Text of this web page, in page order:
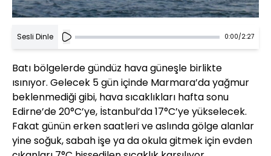
Sesli Dinle 0:00/2:27
Batı bölgelerde gündüz hava güneşle birlikte
ısınıyor. Gelecek 5 gün içinde Marmara’da yağmur
beklenmediği gibi, hava sıcaklıkları hafta sonu
Edirne’de 20°C’ye, İstanbul’da 17°C’ye yükselecek.
Fakat günün erken saatleri ve aslında gölge alanlar
yine soğuk, sabah işe ya da okula gitmek için evden